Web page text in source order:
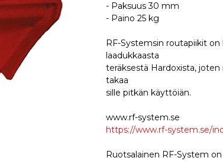
- Paksuus 30 mm
- Paino 25 kg
RF-Systemsin routapiikit
laadukkaasta
teräksestä Hardoxista,
takaa
sille pitkän käyttöiän.
www.rf-system.se
https://www.rf-system.se/
Ruotsalainen RF-System